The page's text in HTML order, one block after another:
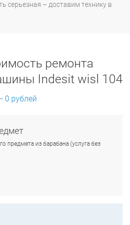
серьезная – доставим технику в
ремонта
Indesit wisl 104
0 рублей
предмета из барабана (услуга без